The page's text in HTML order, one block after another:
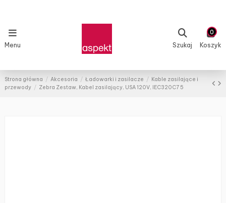
Menu Szukaj
0
Koszyk
Strona główna Akcesoria Ładowarki i zasilacze
Kable zasilające i
przewody
Zebra Zestaw, Kabel zasilający, USA 120V, IEC320C7 5